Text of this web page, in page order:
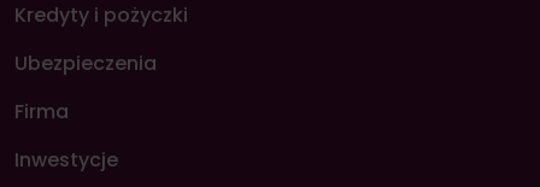
Kredyty i pożyczki
Ubezpieczenia
Firma
Inwestycje